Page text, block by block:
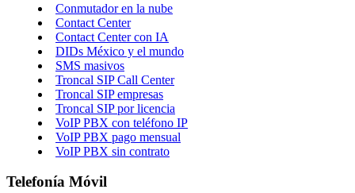
Conmutador en la nube
Contact Center
Contact Center con IA
DIDs México y el mundo
SMS masivos
Troncal SIP Call Center
Troncal SIP empresas
Troncal SIP por licencia
VoIP PBX con teléfono IP
VoIP PBX pago mensual
VoIP PBX sin contrato
Telefonía Móvil